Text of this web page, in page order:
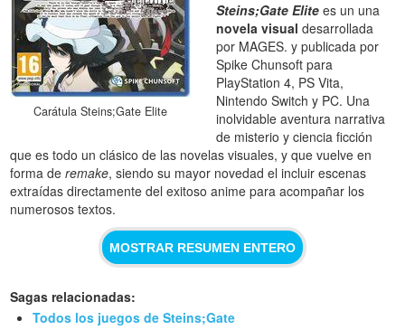
Carátula Steins;Gate Elite
Steins;Gate Elite es un una
novela visual desarrollada
por MAGES. y publicada por
Spike Chunsoft para
PlayStation 4, PS Vita,
Nintendo Switch y PC. Una
inolvidable aventura narrativa
de misterio y ciencia ficción
que es todo un clásico de las novelas visuales, y que vuelve en
forma deremake, siendo su mayor novedad el incluir escenas
extraídas directamente del exitoso anime para acompañar los
numerosos textos.
MOSTRAR RESUMEN ENTERO
Sagas relacionadas:
Todos los juegos de Steins;Gate